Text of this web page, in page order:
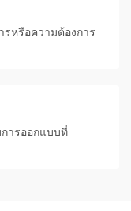
รหรือความต้องการ
ารออกแบบที่